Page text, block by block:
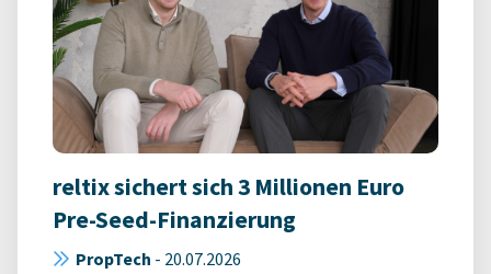
reltix sichert sich 3 Millionen Euro
Pre-Seed-Finanzierung
PropTech - 20.07.2026